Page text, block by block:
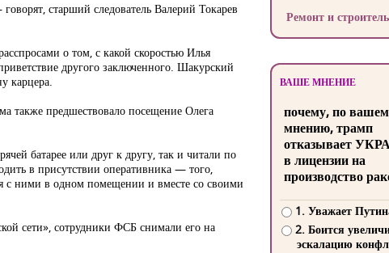
старший следователь Валерий Токарев
о том, с какой скоростью Илья
другого заключенного. Шакурский
карцера.
также предшествовало посещение Олега
батарее или друг к другу, так и читали по
в присутствии оперативника — того,
с ними в одном помещении и вместе со своими
сети», сотрудники ФСБ снимали его на
Ремонт и
ВАШЕ МНЕНИЕ
почему, по
мнению, трамп
отказывает
в лицензии на
производство
1. Уважает
2. Боится
эскалацию